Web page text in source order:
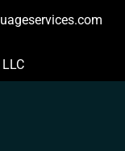
HACER PEDIDO